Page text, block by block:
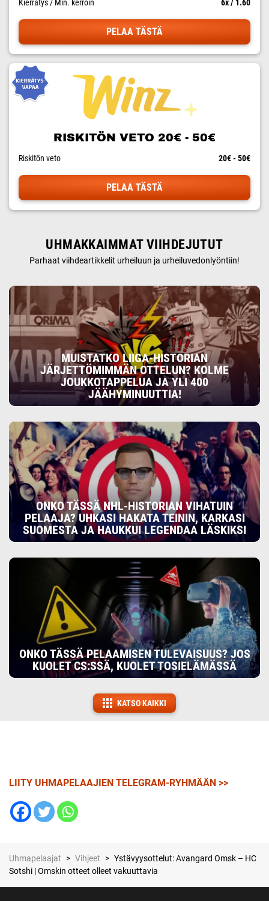
Kierrätys / Min. kerroin 6x / 1.60
PELAA TÄSTÄ
RISKITÖN VETO 20€ - 50€
Riskitön veto 20€ - 50€
PELAA TÄSTÄ
UHMAKKAIMMAT VIIHDEJUTUT
Parhaat viihdeartikkelit urheiluun ja urheiluvedonlyöntiin!
MUISTATKO LIIGA-HISTORIAN
JÄRJETTÖMIMMÄN OTTELUN? KOLME
JOUKKOTAPPELUA JA YLI 400
JÄÄHYMINUUTTIA!
ONKO TÄSSÄ NHL-HISTORIAN VIHATUIN
PELAAJA? UHKASI HAKATA TEININ, KARKASI
SUOMESTA JA HAUKKUI LEGENDAA LÄSKIKSI
ONKO TÄSSÄ PELAAMISEN TULEVAISUUS? JOS
KUOLET CS:SSÄ, KUOLET TOSIELÄMÄSSÄ
KATSO KAIKKI
LIITY UHMAPELAAJIEN TELEGRAM-RYHMÄÄN >>
Uhmapelaajat > Vihjeet > Ystävyysottelut: Avangard Omsk – HC
Sotshi | Omskin otteet olleet vakuuttavia